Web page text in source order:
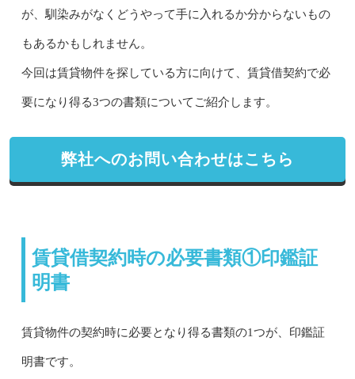
が、馴染みがなくどうやって手に入れるか分からないもの
もあるかもしれません。
今回は賃貸物件を探している方に向けて、賃貸借契約で必
要になり得る3つの書類についてご紹介します。
弊社へのお問い合わせはこちら
賃貸借契約時の必要書類①印鑑証
明書
賃貸物件の契約時に必要となり得る書類の1つが、印鑑証
明書です。